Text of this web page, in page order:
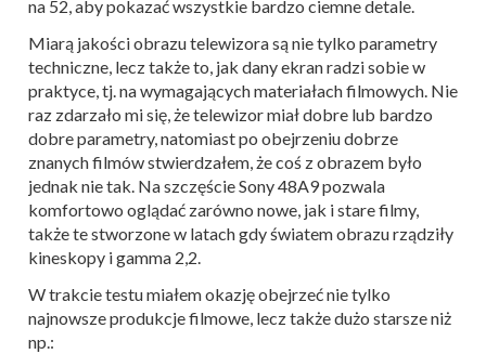
na 52, aby pokazać wszystkie bardzo ciemne detale.
Miarą jakości obrazu telewizora są nie tylko parametry
techniczne, lecz także to, jak dany ekran radzi sobie w
praktyce, tj. na wymagających materiałach filmowych. Nie
raz zdarzało mi się, że telewizor miał dobre lub bardzo
dobre parametry, natomiast po obejrzeniu dobrze
znanych filmów stwierdzałem, że coś z obrazem było
jednak nie tak. Na szczęście Sony 48A9 pozwala
komfortowo oglądać zarówno nowe, jak i stare filmy,
także te stworzone w latach gdy światem obrazu rządziły
kineskopy i gamma 2,2.
W trakcie testu miałem okazję obejrzeć nie tylko
najnowsze produkcje filmowe, lecz także dużo starsze niż
np.: